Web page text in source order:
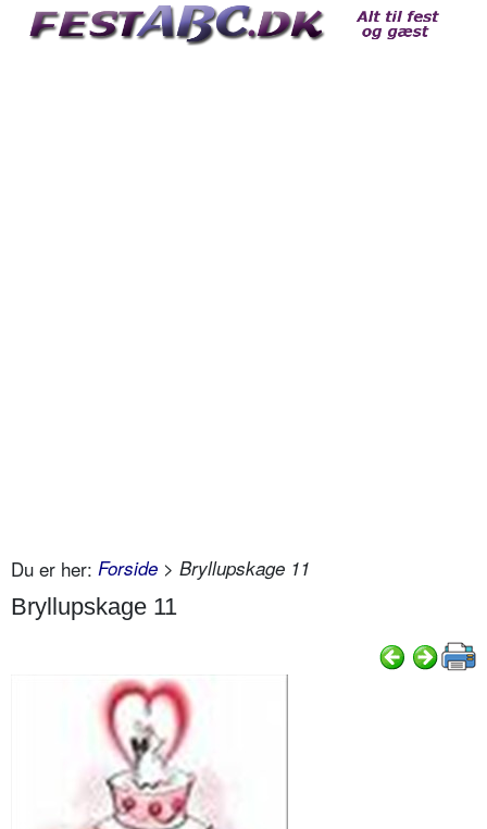
Du er her: Forside > Bryllupskage 11
Bryllupskage 11